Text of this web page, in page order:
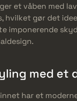
et våben med
hvilket gør det
imponerende
med et
har et